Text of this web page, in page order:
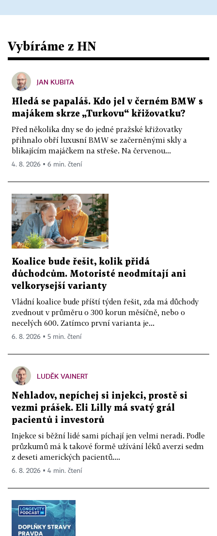
Vybíráme z HN
JAN KUBITA
Hledá se papaláš. Kdo jel v černém BMW s
majákem skrze „Turkovu“ křižovatku?
Před několika dny se do jedné pražské křižovatky
přihnalo obří luxusní BMW se začerněnými skly a
blikajícím majáčkem na střeše. Na červenou...
4. 8. 2026 ▪ 6 min. čtení
Koalice bude řešit, kolik přidá
důchodcům. Motoristé neodmítají ani
velkorysejší varianty
Vládní koalice bude příští týden řešit, zda má důchody
zvednout v průměru o 300 korun měsíčně, nebo o
necelých 600. Zatímco první varianta je...
6. 8. 2026 ▪ 5 min. čtení
LUDĚK VAINERT
Nehladov, nepíchej si injekci, prostě si
vezmi prášek. Eli Lilly má svatý grál
pacientů i investorů
Injekce si běžní lidé sami píchají jen velmi neradi. Podle
průzkumů má k takové formě užívání léků averzi sedm
z deseti amerických pacientů....
6. 8. 2026 ▪ 4 min. čtení